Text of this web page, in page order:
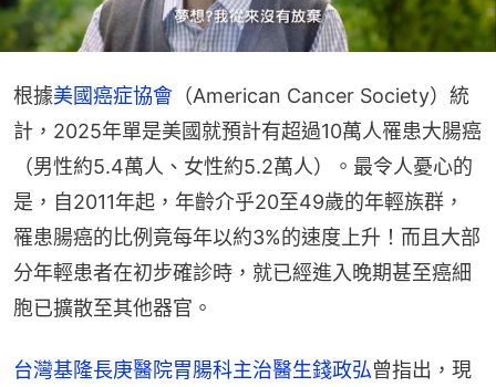
根據美國癌症協會 （American Cancer Society）統
計，2025年單是美國就預計有超過10萬人罹患大腸癌
（男性約5.4萬人、女性約5.2萬人）。最令人憂心的
是，自2011年起，年齡介乎20至49歲的年輕族群，
罹患腸癌的比例竟每年以約3%的速度上升！而且大部
分年輕患者在初步確診時，就已經進入晚期甚至癌細
胞已擴散至其他器官。
台灣基隆長庚醫院胃腸科主治醫生錢政弘曾指出，現